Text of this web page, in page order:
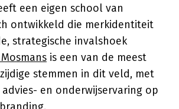
een eigen school van
ontwikkeld die merkidentiteit
strategische invalshoek
is een van de meest
stemmen in dit veld, met
en onderwijservaring op